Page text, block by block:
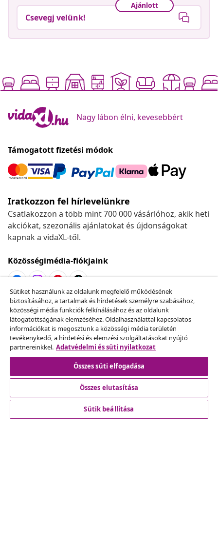
Ajánlott
Csevegj velünk!
Nagy lábon élni, kevesebbért
Támogatott fizetési módok
Iratkozzon fel hírlevelünkre
Csatlakozzon a több mint 700 000 vásárlóhoz, akik heti
akciókat, szezonális ajánlatokat és újdonságokat
kapnak a vidaXL-től.
Közösségimédia-fiókjaink
Szerződéstől való elállás
Küldj be egy rendelés lemondására vonatkozó
kérelmet.
Szerződéstől való elállás
Ügyfélszolgálat
Sütiket használunk az oldalunk megfelelő működésének
biztosításához, a tartalmak és hirdetések személyre szabásához,
közösségi média funkciók felkínálásához és az oldalunk
látogatottságának elemzéséhez. Oldalhasználattal kapcsolatos
információkat is megosztunk a közösségi média területén
tevékenykedő, a hirdetési és elemzési szolgáltatásokat nyújtó
partnereinkkel. Adatvédelmi és süti nyilatkozat
Összes süti elfogadása
Összes elutasítása
Sütik beállítása